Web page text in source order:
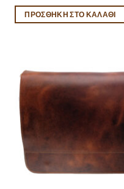
ΠΡΟΣΘΉΚΗ ΣΤΟ ΚΑΛΆΘΙ